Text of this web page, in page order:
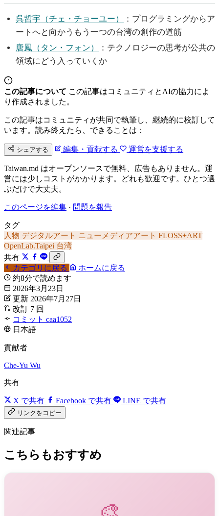
呉哲宇（チェ・チョーユー）
：プログラミングからア
ートへと向かうもう一つの台湾の創作の道筋
唐鳳（タン・フォン）
：テクノロジーの思考が公共の
領域にどう入っていくか
この記事について この記事はコミュニティとAIの協力によ
り作成されました。
この記事はコミュニティが共同で執筆し、継続的に校訂して
います。読み終えたら、できることは：
シェアする 編集・貢献する 運営を支援する
Taiwan.md はオープンソースで無料、広告もありません。運
営には少しコストがかかります。どれも歓迎です。ひとつ選
ぶだけで大丈夫。
このページを編集 · 問題を報告
タグ
人物 デジタルアート ニューメディアアート FLOSS+ART
OpenLab.Taipei 台湾
共有
カテゴリに戻る
ホームに戻る
約8分で読めます
2026年3月23日
更新 2026年7月27日
改訂 7 回
コミット caa1052
日本語
貢献者
Che-Yu Wu
共有
X で共有 Facebook で共有 LINE で共有
リンクをコピー
関連記事
こちらもおすすめ